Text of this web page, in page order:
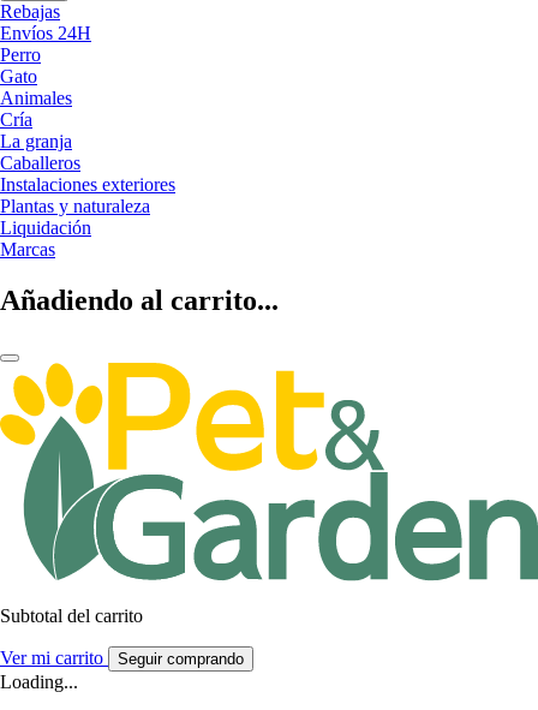
Rebajas
Envíos 24H
Perro
Gato
Animales
Cría
La granja
Caballeros
Instalaciones exteriores
Plantas y naturaleza
Liquidación
Marcas
Añadiendo al carrito...
Subtotal del carrito
Ver mi carrito Seguir comprando
Loading...